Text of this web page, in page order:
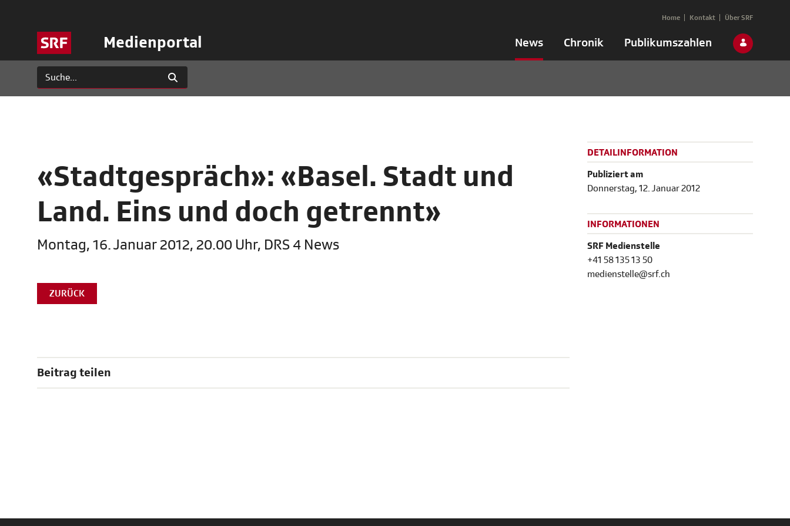
Medienportal News Chronik Publikumszahlen
Home Kontakt Über SRF
«Stadtgespräch»: «Basel. Stadt und
Land. Eins und doch getrennt»
Montag, 16. Januar 2012, 20.00 Uhr, DRS 4 News
ZURÜCK
Beitrag teilen
DETAILINFORMATION
Publiziert am
Donnerstag, 12. Januar 2012
INFORMATIONEN
SRF Medienstelle
+41 58 135 13 50
medienstelle@srf.ch